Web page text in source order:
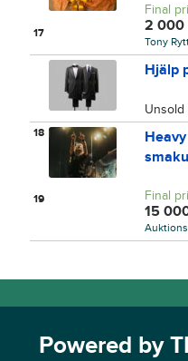
17
Final
2 000
Tony
18
Hjälp
Unsold
19 Final
15
Powered by